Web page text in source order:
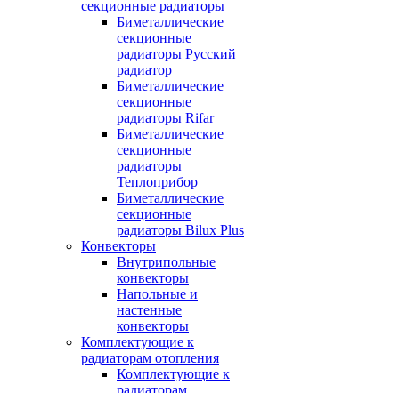
секционные радиаторы
Биметаллические
секционные
радиаторы Русский
радиатор
Биметаллические
секционные
радиаторы Rifar
Биметаллические
секционные
радиаторы
Теплоприбор
Биметаллические
секционные
радиаторы Bilux Plus
Конвекторы
Внутрипольные
конвекторы
Напольные и
настенные
конвекторы
Комплектующие к
радиаторам отопления
Комплектующие к